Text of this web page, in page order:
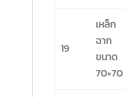
19
เหล็ก
ฉาก
ขนาด
70×70